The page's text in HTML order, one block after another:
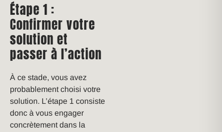
Étape 1 :
Confirmer votre
solution et
passer à l’action
À ce stade, vous avez
probablement choisi votre
solution. L’étape 1 consiste
donc à vous engager
concrètement dans la